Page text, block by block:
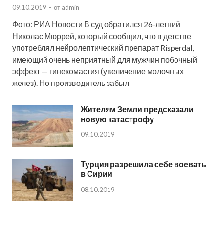
09.10.2019 - от admin
Фото: РИА Новости В суд обратился 26-летний
Николас Мюррей, который сообщил, что в детстве
употреблял нейролептический препарат Risperdal,
имеющий очень неприятный для мужчин побочный
эффект — гинекомастия (увеличение молочных
желез). Но производитель забыл
Жителям Земли предсказали
новую катастрофу
09.10.2019
Турция разрешила себе воевать
в Сирии
08.10.2019